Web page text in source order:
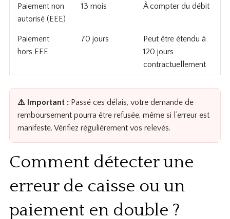
Paiement non
autorisé (EEE)
13 mois À compter du débit
Paiement
hors EEE
70 jours
Peut être étendu à
120 jours
contractuellement
⚠️ Important :Passé ces délais, votre demande de
remboursement pourra être refusée, même si l’erreur est
manifeste. Vérifiez régulièrement vos relevés.
Comment détecter une
erreur de caisse ou un
paiement en double ?